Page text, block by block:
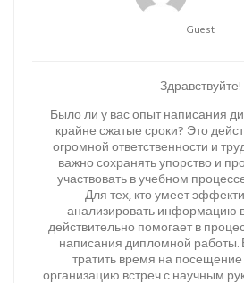
Guest
Здравствуйте!
Было ли у вас опыт написания
крайне сжатые сроки? Это
огромной ответственности и
важно сохранять упорство и
участвовать в учебном
Для тех, кто умеет
анализировать информацию
действительно помогает в
написания дипломной
тратить время на
организацию встреч с научным